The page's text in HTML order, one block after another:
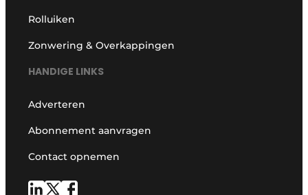
Rolluiken
Zonwering & Overkappingen
HANDIGE LINKS
Adverteren
Abonnement aanvragen
Contact opnemen